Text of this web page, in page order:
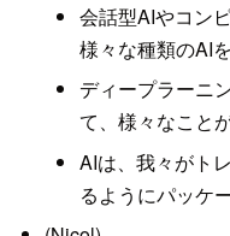
会話型AIやコン
様々な種類のAI
ディープラーニ
て、様々なこと
AIは、我々がト
るようにパッケ